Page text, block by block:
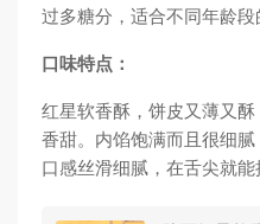
过多糖分，适合不同年龄段
口味特点：
红星软香酥，饼皮又薄又
香甜。内馅饱满而且很细腻
口感丝滑细腻，在舌尖就能